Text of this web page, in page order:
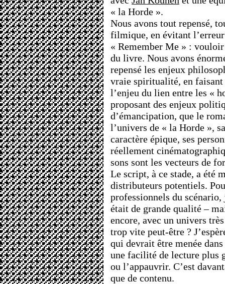
« la Horde ».
Nous avons tout repensé,
filmique, en évitant
« Remember Me » :
du livre. Nous avons
repensé les enjeux
vraie spiritualité, en
l’enjeu du lien entre les «
proposant des enjeux
d’émancipation, que le
l’univers de « la Horde »,
caractère épique, ses
réellement
sons sont les vecteurs de
Le script, à ce stade, a été
distributeurs potentiels.
professionnels du
était de grande qualité –
encore, avec un univers
trop vite peut-être ?
qui devrait être menée
une facilité de lecture plus
ou l’appauvrir. C’est
que de contenu.